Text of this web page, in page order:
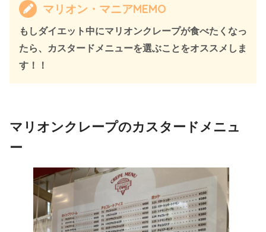
マリオン・マニアMEMO
もしダイエット中にマリオンクレープが食べたくなっ
たら、カスタードメニューを選ぶことをオススメしま
す！！
マリオンクレープのカスタードメニュ
ー